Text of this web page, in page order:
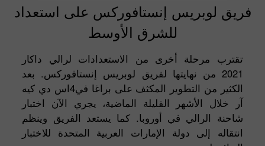
فريق لوبريس إنستافوركس على استعداد
للشرق الأوسط
تقترب مرحلة أخرى من الاستعدادات لرالي داكار
2021 من نهايتها لفريق لوبريس إنستافوركس. بعد
الكثير من التطوير المكثف على براغا في4اس دي كيه
آر خلال الأشهر القليلة الماضية، يجري الآن اختبار
شاحنة الرالي في أوروبا. كما يستعد الفريق وينظم
انتقاله إلى دولة الإمارات العربية المتحدة للاختبار